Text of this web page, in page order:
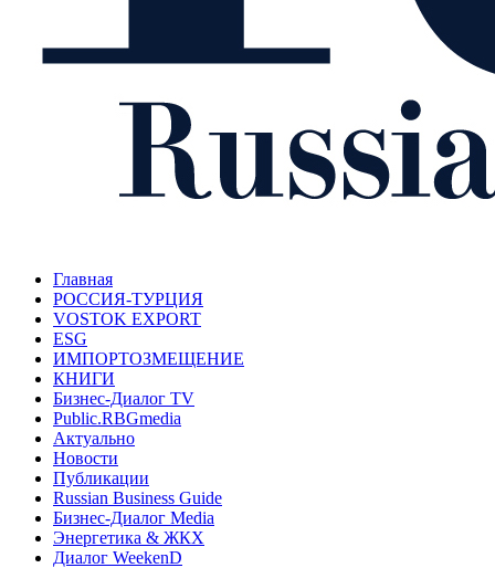
Главная
РОССИЯ-ТУРЦИЯ
VOSTOK EXPORT
ESG
ИМПОРТОЗМЕЩЕНИЕ
КНИГИ
Бизнес-Диалог TV
Public.RBGmedia
Актуально
Новости
Публикации
Russian Business Guide
Бизнес-Диалог Media
Энергетика & ЖКХ
Диалог WeekenD